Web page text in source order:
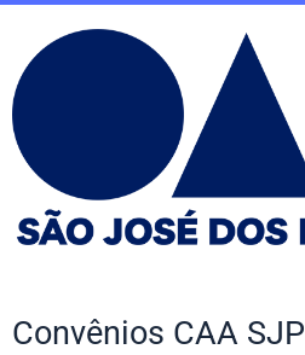
Convênios CAA SJP